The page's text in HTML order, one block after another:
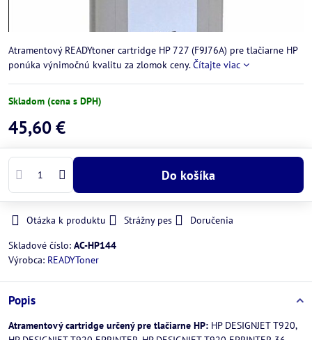
Atramentový READYtoner cartridge HP 727 (F9J76A) pre tlačiarne HP
ponúka výnimočnú kvalitu za zlomok ceny.Čítajte viac
Skladom (cena s DPH)
45,60 €
Do košíka
Otázka k produktu Strážny pes
Doručenia
Skladové číslo: AC-HP144
Výrobca: READYToner
Popis
Atramentový cartridge určený pre tlačiarne HP: HP DESIGNJET T920,